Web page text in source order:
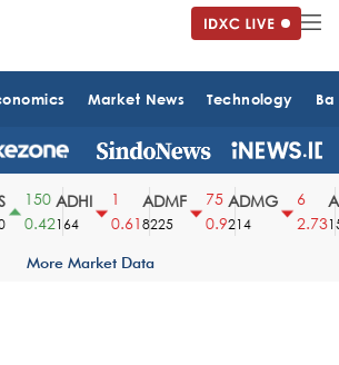
Market News Technology
150
0.42
ADHI
164
0.61
ADMF
8225
75
0.9
ADMG
214
2.73
More Market Data